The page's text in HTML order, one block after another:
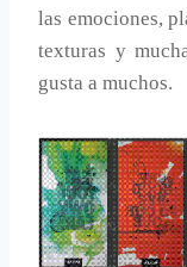
las emociones,
texturas y
gusta a muchos.